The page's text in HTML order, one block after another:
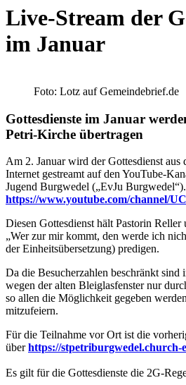
Live-Stream der
im Januar
Foto: Lotz auf Gemeindebrief.de
Gottesdienste im Januar
Petri-Kirche übertragen
Am 2. Januar wird der Gottesdienst
Internet gestreamt auf den YouTube-
Jugend Burgwedel („EvJu Burgwedel“).
https://www.youtube.com/channel/
Diesen Gottesdienst hält Pastorin
„Wer zur mir kommt, den werde ich
der Einheitsübersetzung) predigen.
Da die Besucherzahlen beschränkt sind
wegen der alten Bleiglasfenster nur
so allen die Möglichkeit gegeben
mitzufeiern.
Für die Teilnahme vor Ort ist die
überhttps://stpetriburgwedel.church-
Es gilt für die Gottesdienste die 2G-